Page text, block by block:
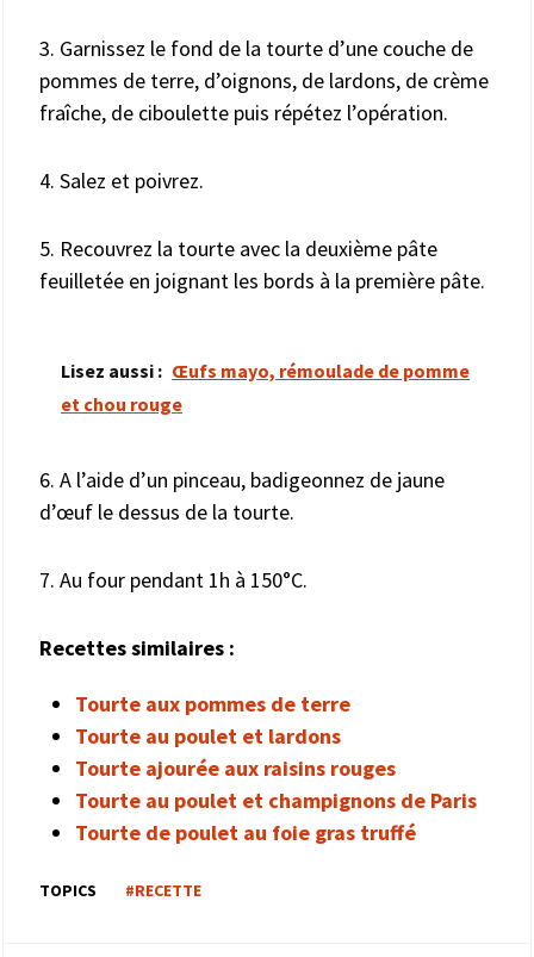
3. Garnissez le fond de la tourte d’une couche de
pommes de terre, d’oignons, de lardons, de crème
fraîche, de ciboulette puis répétez l’opération.
4. Salez et poivrez.
5. Recouvrez la tourte avec la deuxième pâte
feuilletée en joignant les bords à la première pâte.
Lisez aussi : Œufs mayo, rémoulade de pomme
et chou rouge
6. A l’aide d’un pinceau, badigeonnez de jaune
d’œuf le dessus de la tourte.
7. Au four pendant 1h à 150°C.
Recettes similaires :
Tourte aux pommes de terre
Tourte au poulet et lardons
Tourte ajourée aux raisins rouges
Tourte au poulet et champignons de Paris
Tourte de poulet au foie gras truffé
TOPICS #RECETTE